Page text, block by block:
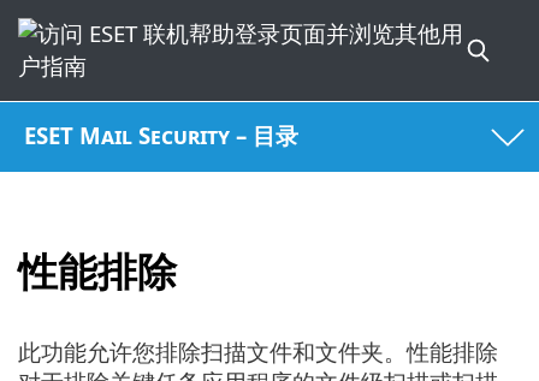
ESET Mail Security – 目录
性能排除
此功能允许您排除扫描文件和文件夹。性能排除